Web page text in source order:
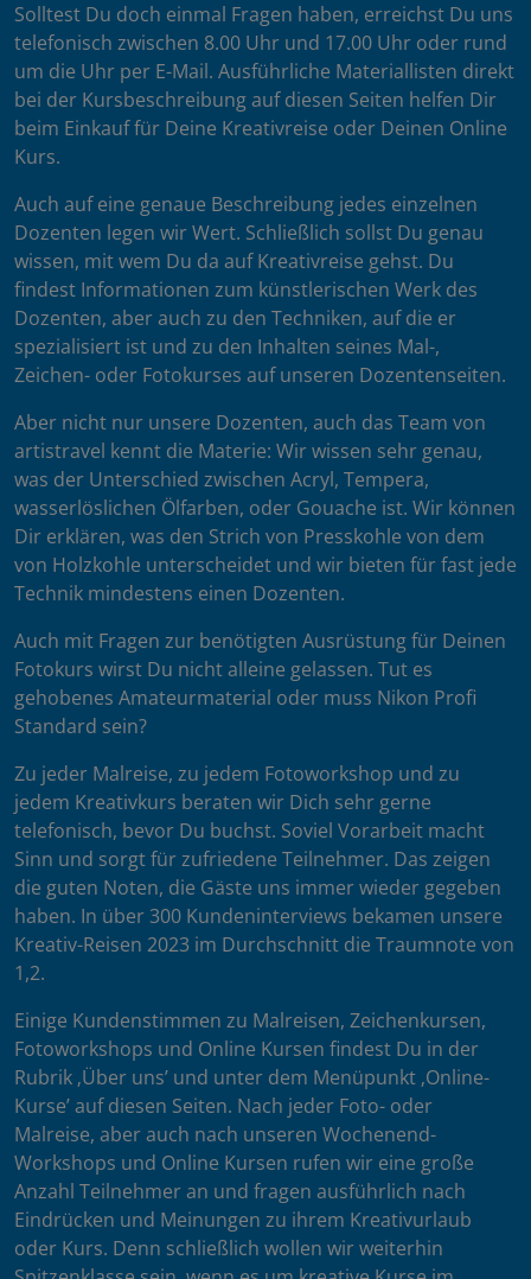
Solltest Du doch einmal Fragen haben, erreichst Du uns
telefonisch zwischen 8.00 Uhr und 17.00 Uhr oder rund
um die Uhr per E-Mail. Ausführliche Materiallisten direkt
bei der Kursbeschreibung auf diesen Seiten helfen Dir
beim Einkauf für Deine Kreativreise oder Deinen Online
Kurs.
Auch auf eine genaue Beschreibung jedes einzelnen
Dozenten legen wir Wert. Schließlich sollst Du genau
wissen, mit wem Du da auf Kreativreise gehst. Du
findest Informationen zum künstlerischen Werk des
Dozenten, aber auch zu den Techniken, auf die er
spezialisiert ist und zu den Inhalten seines Mal-,
Zeichen- oder Fotokurses auf unseren Dozentenseiten.
Aber nicht nur unsere Dozenten, auch das Team von
artistravel kennt die Materie: Wir wissen sehr genau,
was der Unterschied zwischen Acryl, Tempera,
wasserlöslichen Ölfarben, oder Gouache ist. Wir können
Dir erklären, was den Strich von Presskohle von dem
von Holzkohle unterscheidet und wir bieten für fast jede
Technik mindestens einen Dozenten.
Auch mit Fragen zur benötigten Ausrüstung für Deinen
Fotokurs wirst Du nicht alleine gelassen. Tut es
gehobenes Amateurmaterial oder muss Nikon Profi
Standard sein?
Zu jeder Malreise, zu jedem Fotoworkshop und zu
jedem Kreativkurs beraten wir Dich sehr gerne
telefonisch, bevor Du buchst. Soviel Vorarbeit macht
Sinn und sorgt für zufriedene Teilnehmer. Das zeigen
die guten Noten, die Gäste uns immer wieder gegeben
haben. In über 300 Kundeninterviews bekamen unsere
Kreativ-Reisen 2023 im Durchschnitt die Traumnote von
1,2.
Einige Kundenstimmen zu Malreisen, Zeichenkursen,
Fotoworkshops und Online Kursen findest Du in der
Rubrik ‚Über uns’ und unter dem Menüpunkt ‚Online-
Kurse’ auf diesen Seiten. Nach jeder Foto- oder
Malreise, aber auch nach unseren Wochenend-
Workshops und Online Kursen rufen wir eine große
Anzahl Teilnehmer an und fragen ausführlich nach
Eindrücken und Meinungen zu ihrem Kreativurlaub
oder Kurs. Denn schließlich wollen wir weiterhin